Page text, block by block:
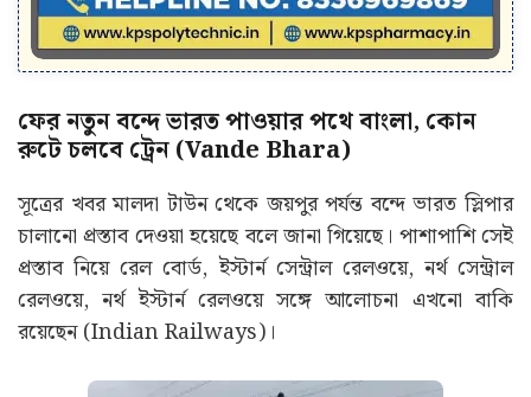
ফের নতুন বন্দে ভারত পাওয়ার পথে বাংলা, কোন
রুটে চলবে ট্রেন (Vande Bhara)
সূত্রের খবর মালদা টাউন থেকে জয়পুর পর্যন্ত বন্দে ভারত স্লিপার
চালানো প্রস্তাব দেওয়া হয়েছে বলে জানা গিয়েছে। পাশাপাশি সেই
প্রস্তাব নিয়ে রেল বোর্ড, ইস্টার্ন সেন্ট্রাল রেলওয়ে, নর্থ সেন্ট্রাল
রেলওয়ে, নর্থ ইস্টার্ন রেলওয়ে সঙ্গে আলোচনা এখনো বাকি
রয়েছেন (Indian Railways)।